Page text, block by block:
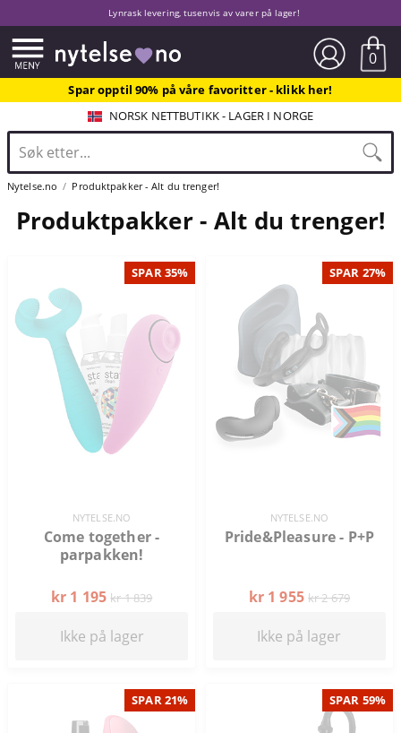
Lynrask levering, tusenvis av varer på lager!
0
Spar opptil 90% på våre favoritter - klikk her!
NORSK NETTBUTIKK - LAGER I NORGE
Nytelse.no Produktpakker - Alt du trenger!
Produktpakker - Alt du trenger!
SPAR 35%
NYTELSE.NO
Come together -
parpakken!
kr 1 195 kr 1 839
Ikke på lager
SPAR 27%
NYTELSE.NO
Pride&Pleasure - P+P
kr 1 955 kr 2 679
Ikke på lager
SPAR 21% SPAR 59%